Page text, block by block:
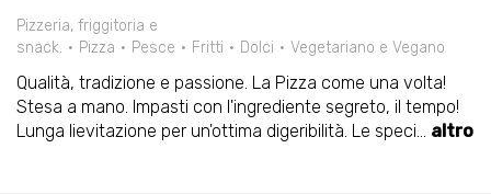
Pizzeria, friggitoria e
snack.
Pizza Pesce Fritti Dolci Vegetariano e Vegano
Qualità, tradizione e passione. La Pizza come una volta!
Stesa a mano. Impasti con l'ingrediente segreto, il tempo!
Lunga lievitazione per un'ottima digeribilità. Le speci... altro